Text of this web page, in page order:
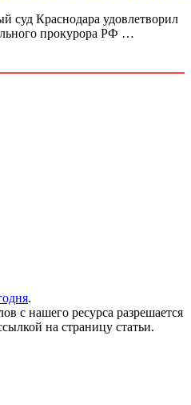
суд Краснодара удовлетворил
прокурора РФ …
.
с нашего ресурса разрешается
на страницу статьи.